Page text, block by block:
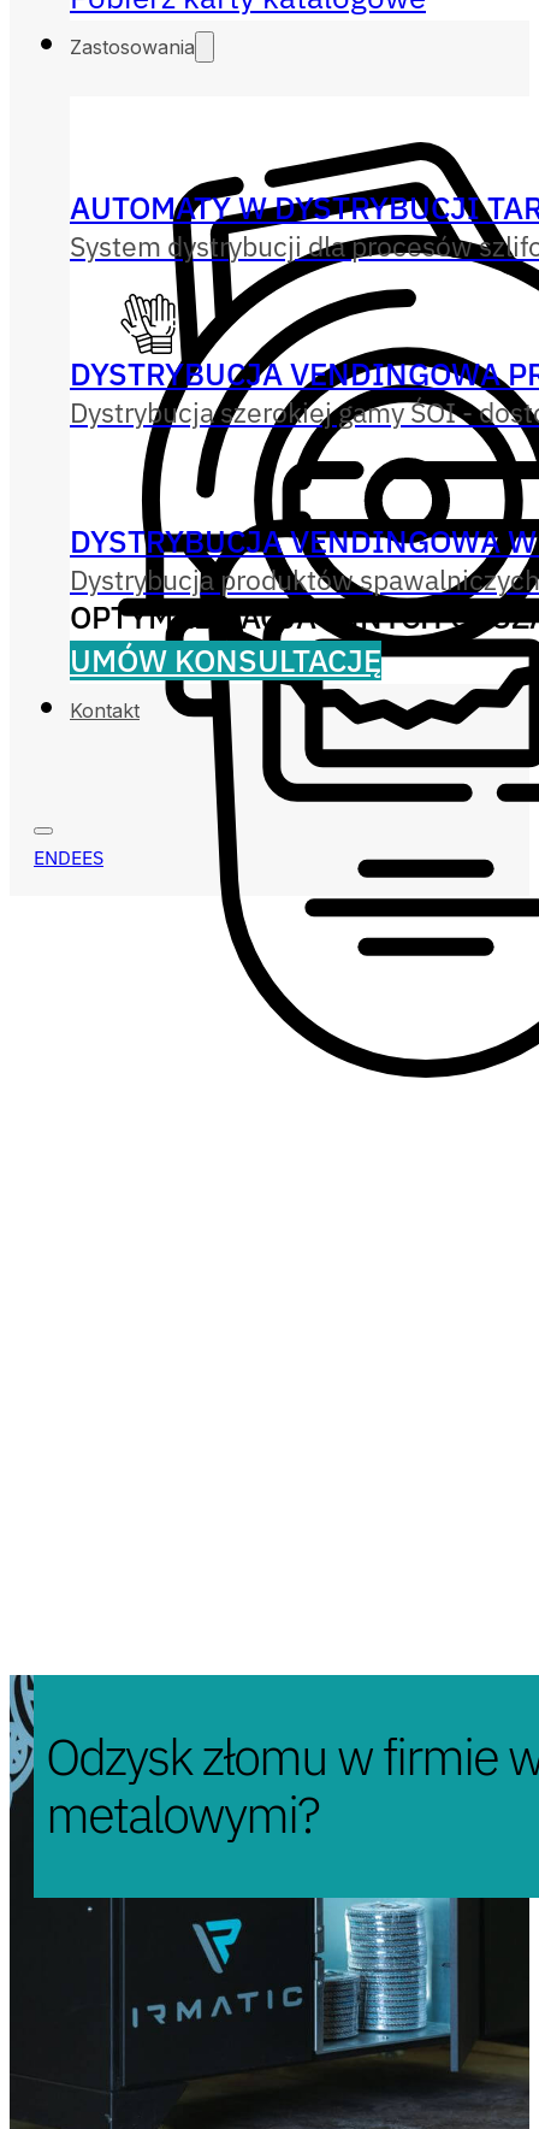
Zastosowania
AUTOMATY W DYSTRYBUCJI
System dystrybucji dla procesów
DYSTRYBUCJA VENDINGOWA
Dystrybucja szerokiej gamy ŚOI -
DYSTRYBUCJA VENDINGOWA
Dystrybucja produktów
OPTYMALIZACJA INNYCH
UMÓW KONSULTACJĘ
Kontakt
ENDEES
Odzysk złomu w firmie
metalowymi?